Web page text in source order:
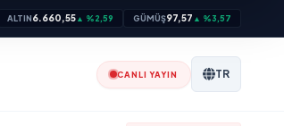
ALTIN6.660,55▲ %2,59 GÜMÜŞ97,57 ▲ %3,57
CANLI YAYIN TR